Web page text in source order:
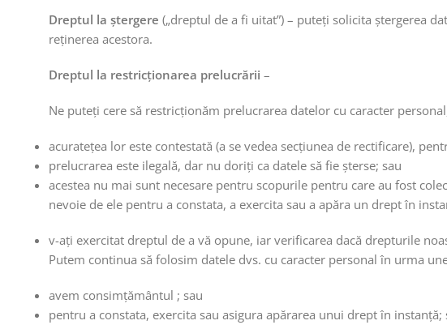
Dreptul la ștergere („dreptul de a fi uitat”) – puteți solicita ștergerea
reținerea acestora.
Dreptul la restricționarea prelucrării –
Ne puteți cere să restricționăm prelucrarea datelor cu caracter
acuratețea lor este contestată (a se vedea secțiunea de rectificare),
prelucrarea este ilegală, dar nu doriți ca datele să fie șterse; sau
acestea nu mai sunt necesare pentru scopurile pentru care au fost
nevoie de ele pentru a constata, a exercita sau a apăra un drept în
v-ați exercitat dreptul de a vă opune, iar verificarea dacă drepturile
Putem continua să folosim datele dvs. cu caracter personal în urma
avem consimțământul ; sau
pentru a constata, exercita sau asigura apărarea unui drept în instanță;